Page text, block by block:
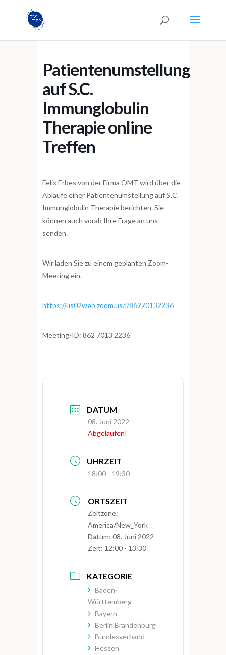
Patientenumstellung
auf S.C.
Immunglobulin
Therapie online
Treffen
Felix Erbes von der Firma OMT wird über die
Abläufe einer Patientenumstellung auf S.C.
Immunglobulin Therapie berichten. Sie
können auch vorab Ihre Frage an uns
senden.
Wir laden Sie zu einem geplanten Zoom-
Meeting ein.
https://us02web.zoom.us/j/86270132236
Meeting-ID: 862 7013 2236
DATUM
08. Juni 2022
Abgelaufen!
UHRZEIT
18:00 - 19:30
ORTSZEIT
Zeitzone:
America/New_York
Datum: 08. Juni 2022
Zeit: 12:00 - 13:30
KATEGORIE
Baden-
Württemberg
Bayern
Berlin Brandenburg
Bundesverband
Hessen